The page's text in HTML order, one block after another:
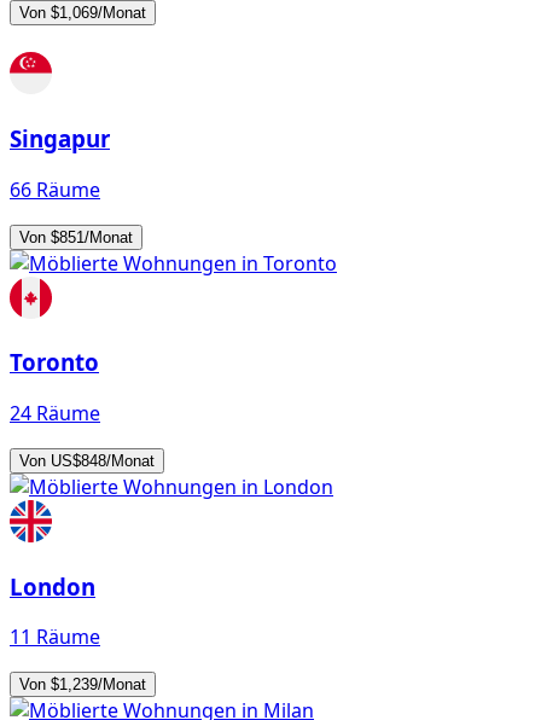
Von $1,069/Monat
Singapur
66 Räume
Von $851/Monat
Toronto
24 Räume
Von US$848/Monat
London
11 Räume
Von $1,239/Monat